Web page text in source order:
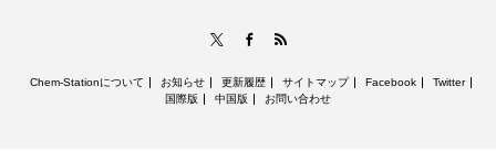
Facebook
Chem-Stationについて お知らせ 更新履歴 サイトマップ Facebook
Twitter
国際版
中国版 お問い合わせ